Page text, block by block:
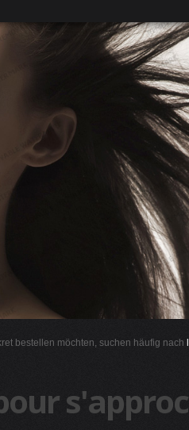
bestellen möchten, suchen häufig nach